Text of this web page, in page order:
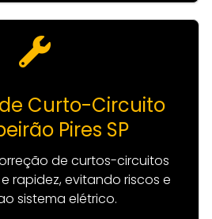
Curto-Circuito
Pires SP
de curtos-circuitos
rapidez, evitando riscos e
sistema elétrico.